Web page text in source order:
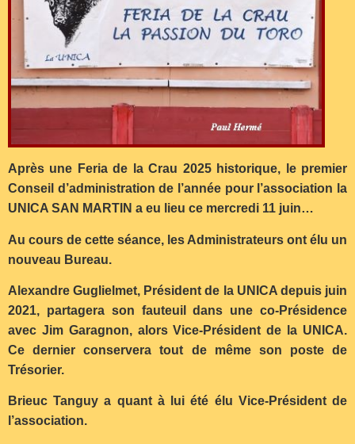
Après une Feria de la Crau 2025 historique, le premier
Conseil d’administration de l’année pour l’association la
UNICA SAN MARTIN a eu lieu ce mercredi 11 juin…
Au cours de cette séance, les Administrateurs ont élu un
nouveau Bureau.
Alexandre Guglielmet, Président de la UNICA depuis juin
2021, partagera son fauteuil dans une co-Présidence
avec Jim Garagnon, alors Vice-Président de la UNICA.
Ce dernier conservera tout de même son poste de
Trésorier.
Brieuc Tanguy a quant à lui été élu Vice-Président de
l’association.